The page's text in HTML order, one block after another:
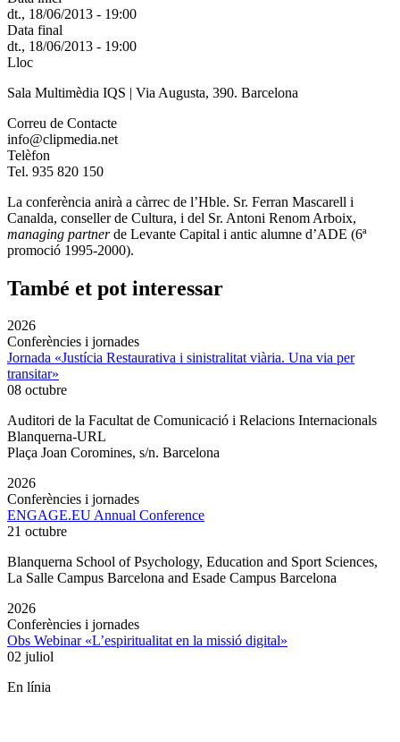
dt., 18/06/2013 - 19:00
Data final
dt., 18/06/2013 - 19:00
Lloc
Sala Multimèdia IQS | Via Augusta, 390. Barcelona
Correu de Contacte
info@clipmedia.net
Telèfon
Tel. 935 820 150
La conferència anirà a càrrec de l’Hble. Sr. Ferran Mascarell i
Canalda, conseller de Cultura, i del Sr. Antoni Renom Arboix,
managing partnerde Levante Capital i antic alumne d’ADE (6ª
promoció 1995-2000).
També et pot interessar
2026
Conferències i jornades
Jornada «Justícia Restaurativa i sinistralitat viària. Una via per
transitar»
08 octubre
Auditori de la Facultat de Comunicació i Relacions Internacionals
Blanquerna-URL
Plaça Joan Coromines, s/n. Barcelona
2026
Conferències i jornades
ENGAGE.EU Annual Conference
21 octubre
Blanquerna School of Psychology, Education and Sport Sciences,
La Salle Campus Barcelona and Esade Campus Barcelona
2026
Conferències i jornades
Obs Webinar «L’espiritualitat en la missió digital»
02 juliol
En línia